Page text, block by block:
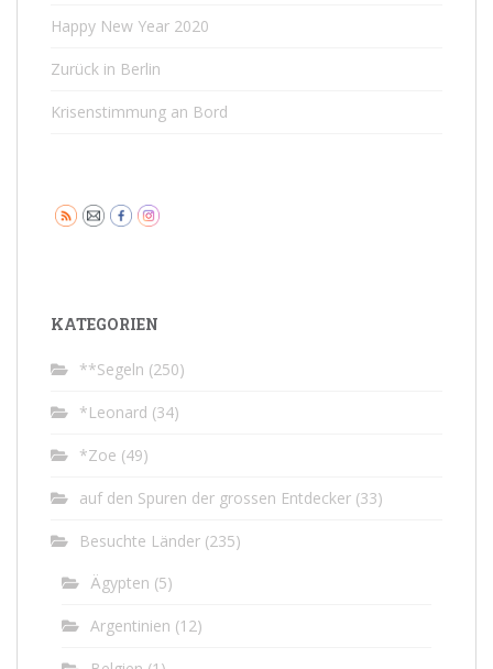
Happy New Year 2020
Zurück in Berlin
Krisenstimmung an Bord
KATEGORIEN
**Segeln (250)
*Leonard (34)
*Zoe (49)
auf den Spuren der grossen Entdecker (33)
Besuchte Länder (235)
Ägypten (5)
Argentinien (12)